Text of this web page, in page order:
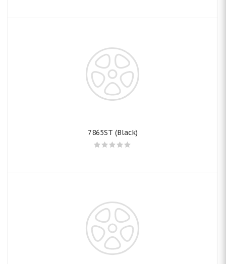
7865ST (Black)